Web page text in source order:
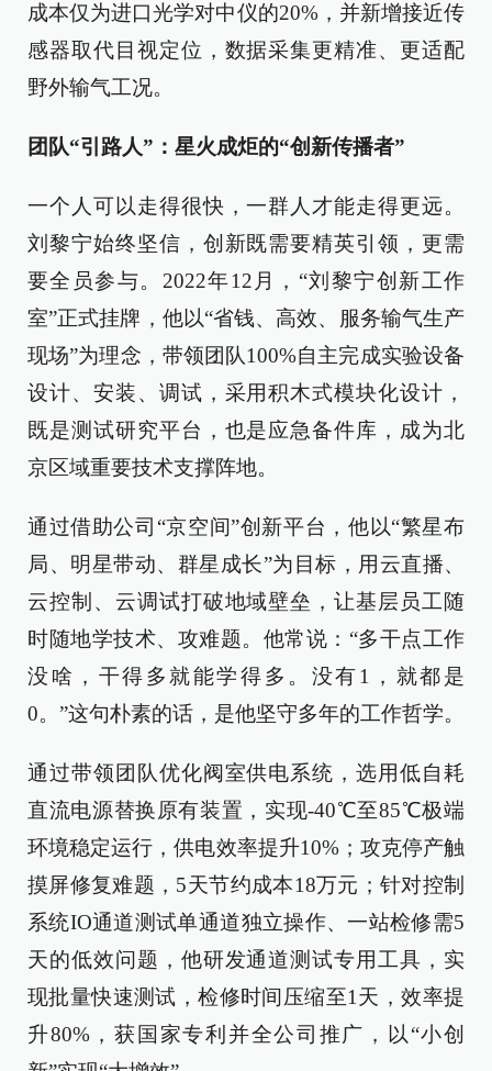
成本仅为进口光学对中仪的20%，并新增接近传
感器取代目视定位，数据采集更精准、更适配
野外输气工况。
团队“引路人”：星火成炬的“创新传播者”
一个人可以走得很快，一群人才能走得更远。
刘黎宁始终坚信，创新既需要精英引领，更需
要全员参与。2022年12月，“刘黎宁创新工作
室”正式挂牌，他以“省钱、高效、服务输气生产
现场”为理念，带领团队100%自主完成实验设备
设计、安装、调试，采用积木式模块化设计，
既是测试研究平台，也是应急备件库，成为北
京区域重要技术支撑阵地。
通过借助公司“京空间”创新平台，他以“繁星布
局、明星带动、群星成长”为目标，用云直播、
云控制、云调试打破地域壁垒，让基层员工随
时随地学技术、攻难题。他常说：“多干点工作
没啥，干得多就能学得多。没有1，就都是
0。”这句朴素的话，是他坚守多年的工作哲学。
通过带领团队优化阀室供电系统，选用低自耗
直流电源替换原有装置，实现-40℃至85℃极端
环境稳定运行，供电效率提升10%；攻克停产触
摸屏修复难题，5天节约成本18万元；针对控制
系统IO通道测试单通道独立操作、一站检修需5
天的低效问题，他研发通道测试专用工具，实
现批量快速测试，检修时间压缩至1天，效率提
升80%，获国家专利并全公司推广，以“小创